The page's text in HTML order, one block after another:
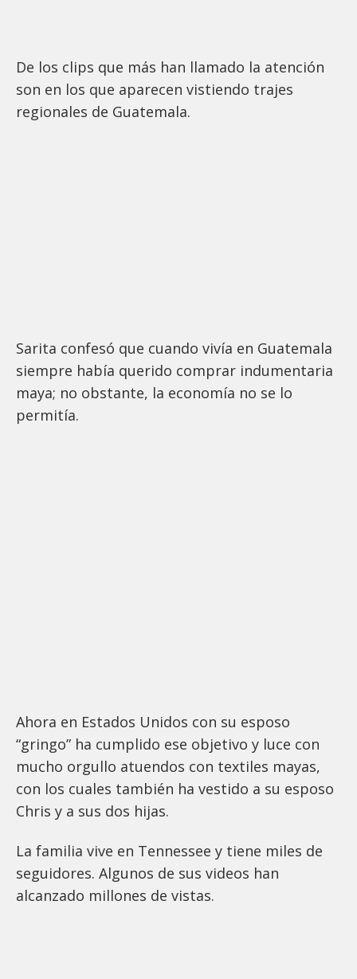
De los clips que más han llamado la atención
son en los que aparecen vistiendo trajes
regionales de Guatemala.
Sarita confesó que cuando vivía en Guatemala
siempre había querido comprar indumentaria
maya; no obstante, la economía no se lo
permitía.
Ahora en Estados Unidos con su esposo
“gringo” ha cumplido ese objetivo y luce con
mucho orgullo atuendos con textiles mayas,
con los cuales también ha vestido a su esposo
Chris y a sus dos hijas.
La familia vive en Tennessee y tiene miles de
seguidores. Algunos de sus videos han
alcanzado millones de vistas.